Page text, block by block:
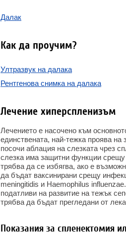
Далак
Как да проучим?
Ултразвук на далака
Рентгенова снимка на далака
Лечение хиперспленизъм
Лечението е насочено към
единствената, най-тежка проява
посочи аблация на слезката чрез
слезка има защитни функции
трябва да се избягва, ако е
да бъдат ваксинирани срещу
meningitidis и Haemophilus
податливи на развитие на тежък
трябва да бъдат прегледани от
Показания за спленектомия